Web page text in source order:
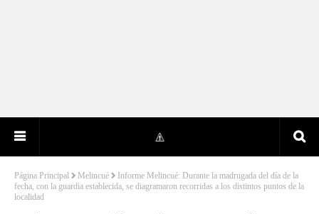
Página Principal Melincué
Informe Melincué: Durante la madrugada del día de la
fecha, con la guardia establecida, se diagramaron recorridas a los distintos puntos de la
localidad